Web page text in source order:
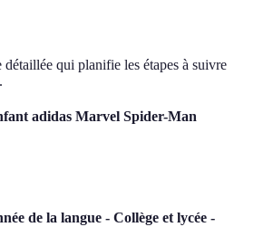
détaillée qui planifie les étapes à suivre
adidas Marvel Spider-Man
de la langue - Collège et lycée -